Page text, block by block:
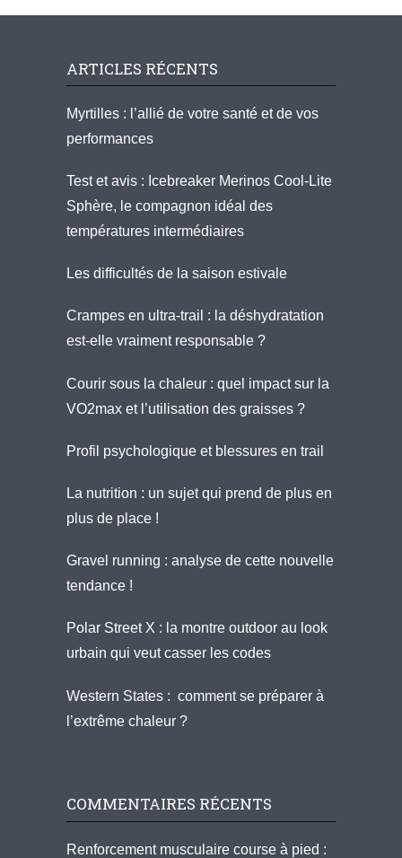
ARTICLES RÉCENTS
Myrtilles : l’allié de votre santé et de vos
performances
Test et avis : Icebreaker Merinos Cool-Lite
Sphère, le compagnon idéal des
températures intermédiaires
Les difficultés de la saison estivale
Crampes en ultra-trail : la déshydratation
est-elle vraiment responsable ?
Courir sous la chaleur : quel impact sur la
VO2max et l’utilisation des graisses ?
Profil psychologique et blessures en trail
La nutrition : un sujet qui prend de plus en
plus de place !
Gravel running : analyse de cette nouvelle
tendance !
Polar Street X : la montre outdoor au look
urbain qui veut casser les codes
Western States : comment se préparer à
l’extrême chaleur ?
COMMENTAIRES RÉCENTS
Renforcement musculaire course à pied :